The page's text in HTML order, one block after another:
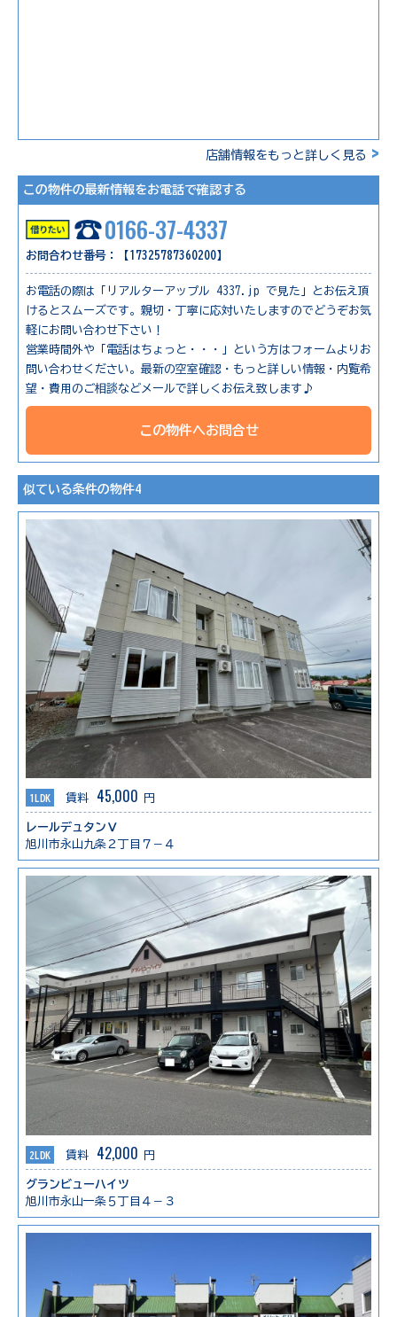
店舗情報をもっと詳しく見る >
この物件の最新情報をお電話で確認する
0166-37-4337
お問合わせ番号：【17325787360200】
お電話の際は「リアルターアップル 4337.jp で見た」とお伝え頂
けるとスムーズです。親切・丁寧に応対いたしますのでどうぞお気
軽にお問い合わせ下さい！
営業時間外や「電話はちょっと・・・」という方はフォームよりお
問い合わせください。最新の空室確認・もっと詳しい情報・内覧希
望・費用のご相談などメールで詳しくお伝え致します♪
この物件へお問合せ
似ている条件の物件4
1LDK 賃料 45,000 円
レールデュタンⅤ
旭川市永山九条２丁目７－４
2LDK 賃料 42,000 円
グランビューハイツ
旭川市永山一条５丁目４－３